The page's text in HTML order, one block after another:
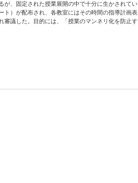
が、固定された授業展開の中で十分に生かされてい
ト）が配布され、各教室にはその時間の指導計画表
審議した。目的には、「授業のマンネリ化を防止す